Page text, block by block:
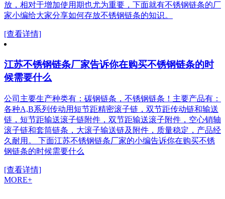
放，相对于增加使用期也尤为重要，下面就有不锈钢链条的厂
家小编给大家分享如何存放不锈钢链条的知识。
[查看详情]
江苏不锈钢链条厂家告诉你在购买不锈钢链条的时
候需要什么
公司主要生产种类有：碳钢链条，不锈钢链条！主要产品有：
各种A,B系列传动用短节距精密滚子链，双节距传动链和输送
链，短节距输送滚子链附件，双节距输送滚子附件，空心销轴
滚子链和套筒链条，大滚子输送链及附件，质量稳定，产品经
久耐用。 下面江苏不锈钢链条厂家的小编告诉你在购买不锈
钢链条的时候需要什么
[查看详情]
MORE+